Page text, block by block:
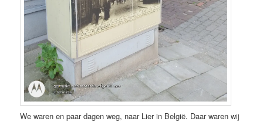
We waren en paar dagen weg, naar Lier in België. Daar waren wij